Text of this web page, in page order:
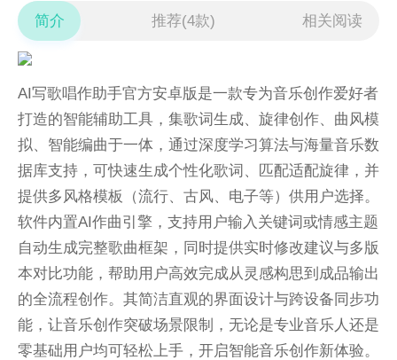
简介 推荐(4款) 相关阅读
AI写歌唱作助手官方安卓版是一款专为音乐创作爱好者
打造的智能辅助工具，集歌词生成、旋律创作、曲风模
拟、智能编曲于一体，通过深度学习算法与海量音乐数
据库支持，可快速生成个性化歌词、匹配适配旋律，并
提供多风格模板（流行、古风、电子等）供用户选择。
软件内置AI作曲引擎，支持用户输入关键词或情感主题
自动生成完整歌曲框架，同时提供实时修改建议与多版
本对比功能，帮助用户高效完成从灵感构思到成品输出
的全流程创作。其简洁直观的界面设计与跨设备同步功
能，让音乐创作突破场景限制，无论是专业音乐人还是
零基础用户均可轻松上手，开启智能音乐创作新体验。